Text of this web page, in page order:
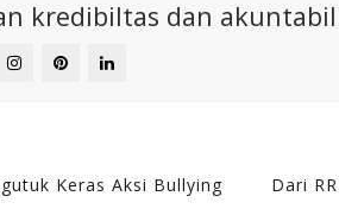
kredibiltas dan
Keras Aksi Bullying Dari